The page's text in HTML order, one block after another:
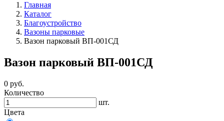
Главная
Каталог
Благоустройство
Вазоны парковые
Вазон парковый ВП-001СД
Вазон парковый ВП-001СД
0 руб.
Количество
шт.
Цвета